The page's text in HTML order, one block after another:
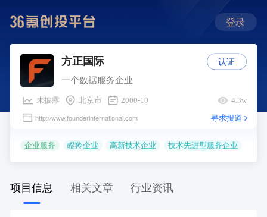
登录
方正国际
一个数据服务企业
未披露 北京市 2000-10 4.3w
http://www.founderinternational.com 寻求报道
企业服务 瞪羚企业 高新技术企业 技术先进型服务企业
认证
项目信息 相关文章 行业资讯